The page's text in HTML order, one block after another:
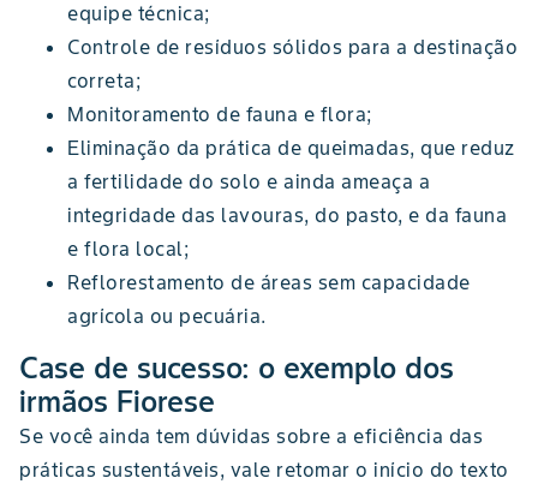
equipe técnica;
Controle de resíduos sólidos para a destinação
correta;
Monitoramento de fauna e flora;
Eliminação da prática de queimadas, que reduz
a fertilidade do solo e ainda ameaça a
integridade das lavouras, do pasto, e da fauna
e flora local;
Reflorestamento de áreas sem capacidade
agrícola ou pecuária.
Case de sucesso: o exemplo dos
irmãos Fiorese
Se você ainda tem dúvidas sobre a eficiência das
práticas sustentáveis, vale retomar o início do texto